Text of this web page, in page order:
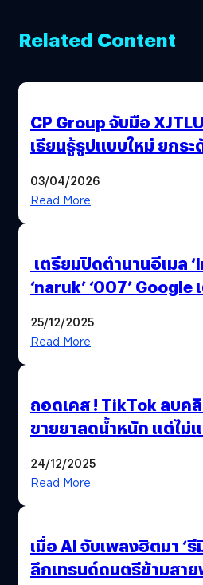
Related Content
CP Group จับมือ
เรียนรู้รูปแบบใหม่ ยกร
03/04/2026
Read More
เตรียมปิดตำนานอีเมล
‘naruk’ ‘007’ Google
25/12/2025
Read More
ถอดเคส ! TikTok ลบคลิ
ขายยาลดน้ำหนัก แต่ไม่
24/12/2025
Read More
เมื่อ AI จับเพลงฮิตมา ‘รี
ลึกเทรนด์ดนตรีข้ามสา